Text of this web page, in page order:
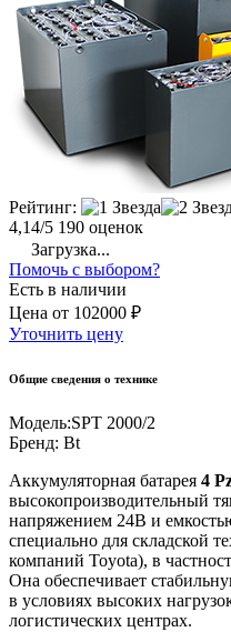
Рейтинг:
4,14/5 190 оценок
Загрузка...
Помочь с выбором?
Есть в наличии
Цена от 102000 ₽
Уточнить цену
Общие сведения о технике
Модель:SPT 2000/2
Бренд: Bt
Аккумуляторная батарея 4
высокопроизводительный
напряжением 24В и
специально для складской
компаний Toyota), в
Она обеспечивает
в условиях высоких
логистических центрах.